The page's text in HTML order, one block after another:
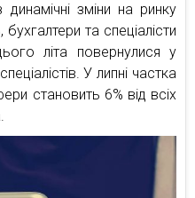
зміни на ринку
бухгалтери та спеціалісти
літа повернулися у
У липні частка
становить 6% від всіх